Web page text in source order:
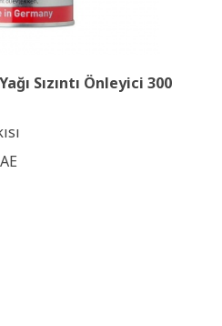
Sızıntı Önleyici 300